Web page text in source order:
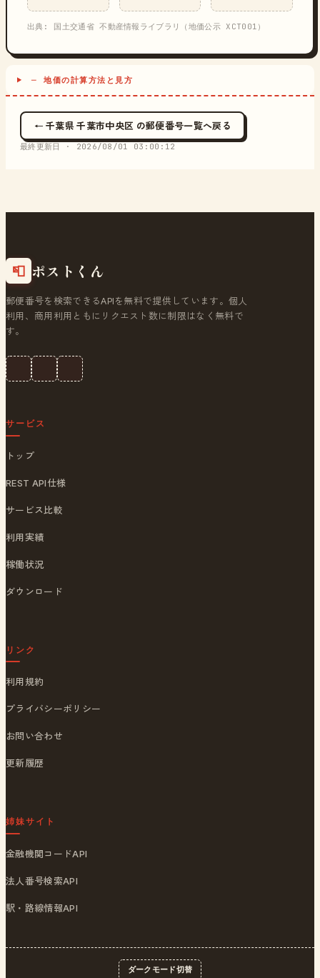
出典: 国土交通省 不動産情報ライブラリ（地価公示 XCT001）
─ 地価の計算方法と見方
← 千葉県 千葉市中央区 の郵便番号一覧へ戻る
最終更新日 · 2026/08/01 03:00:12
📮 ポストくん
郵便番号を検索できるAPIを無料で提供しています。個人
利用、商用利用ともにリクエスト数に制限はなく無料で
す。
サービス
トップ
REST API仕様
サービス比較
利用実績
稼働状況
ダウンロード
リンク
利用規約
プライバシーポリシー
お問い合わせ
更新履歴
姉妹サイト
金融機関コードAPI
法人番号検索API
駅・路線情報API
ダークモード切替